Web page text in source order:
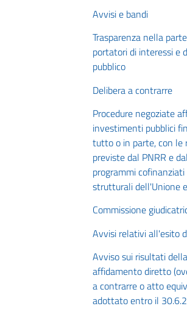
Avvisi e bandi
Trasparenza nella
portatori di interessi e
pubblico
Delibera a contrarre
Procedure negoziate
investimenti pubblici
tutto o in parte, con le
previste dal PNRR e
programmi
strutturali dell'Unione
Commissione
Avvisi relativi all'esito
Avviso sui risultati
affidamento diretto
a contrarre o atto
adottato entro il